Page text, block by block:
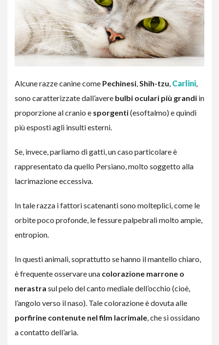
Alcune razze canine come Pechinesi,Shih-tzu, Carlini,
sono caratterizzate dall’avere bulbi oculari più grandi in
proporzione al cranio e sporgenti(esoftalmo) e quindi
più esposti agli insulti esterni.
Se, invece, parliamo di gatti, un caso particolare è
rappresentato da quello Persiano, molto soggetto alla
lacrimazione eccessiva.
In tale razza i fattori scatenanti sono molteplici, come le
orbite poco profonde, le fessure palpebrali molto ampie,
entropion.
In questi animali, soprattutto se hanno il mantello chiaro,
è frequente osservare una colorazione marrone o
nerastra sul pelo del canto mediale dell’occhio (cioè,
l’angolo verso il naso). Tale colorazione è dovuta alle
porfirine contenute nel film lacrimale, che si ossidano
a contatto dell’aria.